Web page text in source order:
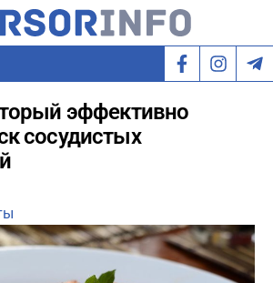
эффективно
сосудистых